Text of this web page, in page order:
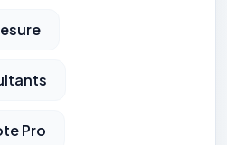
Pro